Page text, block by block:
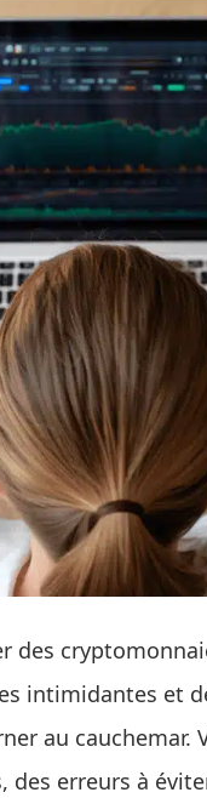
des
intimidantes et
au cauchemar.
erreurs à